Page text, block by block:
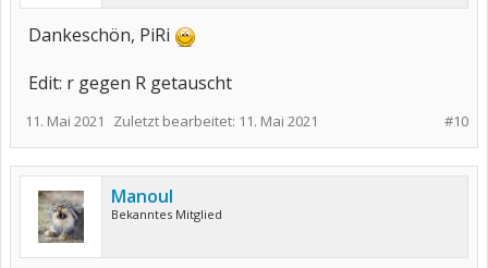
Dankeschön, PiRi
Edit: r gegen R getauscht
#10
11. Mai 2021 Zuletzt bearbeitet: 11. Mai 2021
Manoul
Bekanntes Mitglied